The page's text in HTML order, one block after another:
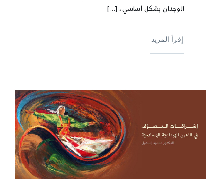
الوجدان بشكل أساسي، [...]
إقرأ المزيد